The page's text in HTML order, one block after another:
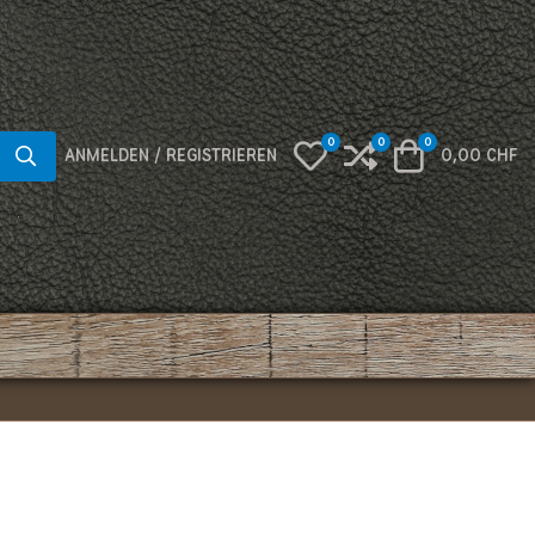
ANMELDEN / REGISTRIEREN My Wishlist
0 Compare
0 Warenkorb
0
0,00 CHF